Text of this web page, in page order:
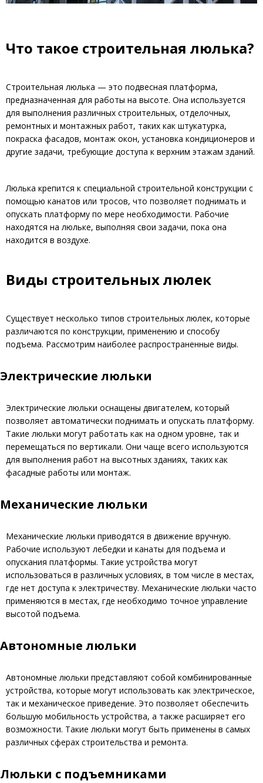
Что такое строительная люлька?
Строительная люлька — это подвесная платформа,
предназначенная для работы на высоте. Она используется
для выполнения различных строительных, отделочных,
ремонтных и монтажных работ, таких как штукатурка,
покраска фасадов, монтаж окон, установка кондиционеров и
другие задачи, требующие доступа к верхним этажам зданий.
Люлька крепится к специальной строительной конструкции с
помощью канатов или тросов, что позволяет поднимать и
опускать платформу по мере необходимости. Рабочие
находятся на люльке, выполняя свои задачи, пока она
находится в воздухе.
Виды строительных люлек
Существует несколько типов строительных люлек, которые
различаются по конструкции, применению и способу
подъема. Рассмотрим наиболее распространенные виды.
Электрические люльки
Электрические люльки оснащены двигателем, который
позволяет автоматически поднимать и опускать платформу.
Такие люльки могут работать как на одном уровне, так и
перемещаться по вертикали. Они чаще всего используются
для выполнения работ на высотных зданиях, таких как
фасадные работы или монтаж.
Механические люльки
Механические люльки приводятся в движение вручную.
Рабочие используют лебедки и канаты для подъема и
опускания платформы. Такие устройства могут
использоваться в различных условиях, в том числе в местах,
где нет доступа к электричеству. Механические люльки часто
применяются в местах, где необходимо точное управление
высотой подъема.
Автономные люльки
Автономные люльки представляют собой комбинированные
устройства, которые могут использовать как электрическое,
так и механическое приведение. Это позволяет обеспечить
большую мобильность устройства, а также расширяет его
возможности. Такие люльки могут быть применены в самых
различных сферах строительства и ремонта.
Люльки с подъемниками